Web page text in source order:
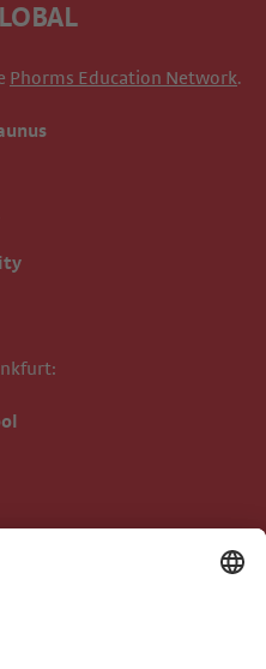
Phorms Education Network.